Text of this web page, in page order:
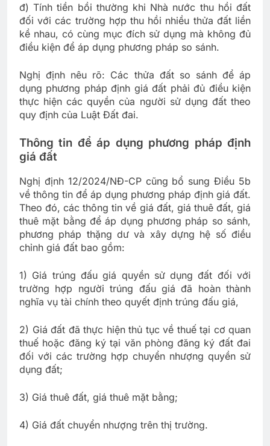
đ) Tính tiền bồi thường khi Nhà nước thu hồi đất
đối với các trường hợp thu hồi nhiều thửa đất liền
kề nhau, có cùng mục đích sử dụng mà không đủ
điều kiện để áp dụng phương pháp so sánh.
Nghị định nêu rõ: Các thửa đất so sánh để áp
dụng phương pháp định giá đất phải đủ điều kiện
thực hiện các quyền của người sử dụng đất theo
quy định của Luật Đất đai.
Thông tin để áp dụng phương pháp định
giá đất
Nghị định 12/2024/NĐ-CP cũng bổ sung Điều 5b
về thông tin để áp dụng phương pháp định giá đất.
Theo đó, các thông tin về giá đất, giá thuê đất, giá
thuê mặt bằng để áp dụng phương pháp so sánh,
phương pháp thặng dư và xây dựng hệ số điều
chỉnh giá đất bao gồm:
1) Giá trúng đấu giá quyền sử dụng đất đối với
trường hợp người trúng đấu giá đã hoàn thành
nghĩa vụ tài chính theo quyết định trúng đấu giá,
2) Giá đất đã thực hiện thủ tục về thuế tại cơ quan
thuế hoặc đăng ký tại văn phòng đăng ký đất đai
đối với các trường hợp chuyển nhượng quyền sử
dụng đất;
3) Giá thuê đất, giá thuê mặt bằng;
4) Giá đất chuyển nhượng trên thị trường.